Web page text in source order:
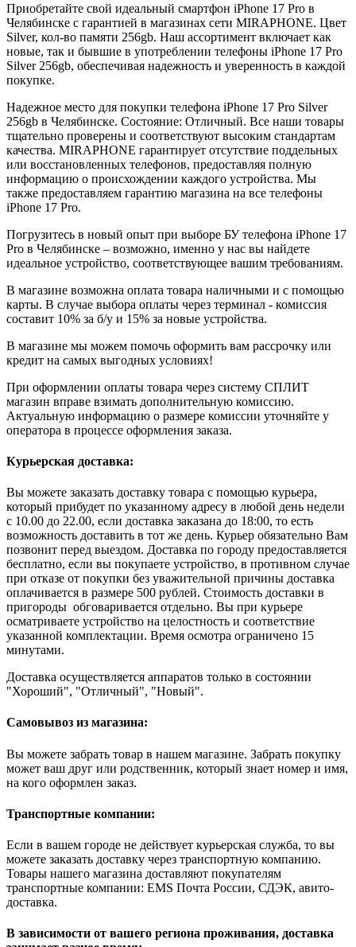
Приобретайте свой идеальный смартфон iPhone 17 Pro в
Челябинске с гарантией в магазинах сети MIRAPHONE. Цвет
Silver, кол-во памяти 256gb. Наш ассортимент включает как
новые, так и бывшие в употреблении телефоны iPhone 17 Pro
Silver 256gb, обеспечивая надежность и уверенность в каждой
покупке.
Надежное место для покупки телефона iPhone 17 Pro Silver
256gb в Челябинске. Состояние: Отличный. Все наши товары
тщательно проверены и соответствуют высоким стандартам
качества. MIRAPHONE гарантирует отсутствие поддельных
или восстановленных телефонов, предоставляя полную
информацию о происхождении каждого устройства. Мы
также предоставляем гарантию магазина на все телефоны
iPhone 17 Pro.
Погрузитесь в новый опыт при выборе БУ телефона iPhone 17
Pro в Челябинске – возможно, именно у нас вы найдете
идеальное устройство, соответствующее вашим требованиям.
В магазине возможна оплата товара наличными и с помощью
карты. В случае выбора оплаты через терминал - комиссия
составит 10% за б/у и 15% за новые устройства.
В магазине мы можем помочь оформить вам рассрочку или
кредит на самых выгодных условиях!
При оформлении оплаты товара через систему СПЛИТ
магазин вправе взимать дополнительную комиссию.
Актуальную информацию о размере комиссии уточняйте у
оператора в процессе оформления заказа.
Курьерская доставка:
Вы можете заказать доставку товара с помощью курьера,
который прибудет по указанному адресу в любой день недели
с 10.00 до 22.00, если доставка заказана до 18:00, то есть
возможность доставить в тот же день. Курьер обязательно Вам
позвонит перед выездом. Доставка по городу предоставляется
бесплатно, если вы покупаете устройство, в противном случае
при отказе от покупки без уважительной причины доставка
оплачивается в размере 500 рублей. Стоимость доставки в
пригороды обговаривается отдельно. Вы при курьере
осматриваете устройство на целостность и соответствие
указанной комплектации. Время осмотра ограничено 15
минутами.
Доставка осуществляется аппаратов только в состоянии
"Хороший", "Отличный", "Новый".
Самовывоз из магазина:
Вы можете забрать товар в нашем магазине. Забрать покупку
может ваш друг или родственник, который знает номер и имя,
на кого оформлен заказ.
Транспортные компании:
Если в вашем городе не действует курьерская служба, то вы
можете заказать доставку через транспортную компанию.
Товары нашего магазина доставляют покупателям
транспортные компании: EMS Почта России, СДЭК, авито-
доставка.
В зависимости от вашего региона проживания, доставка